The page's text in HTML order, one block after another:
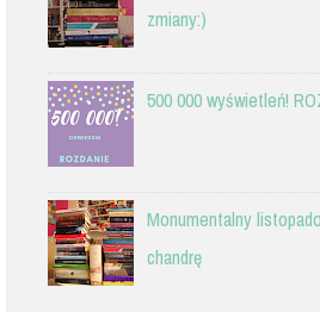
zmiany:)
500 000 wyświetleń!
Monumentalny
chandrę